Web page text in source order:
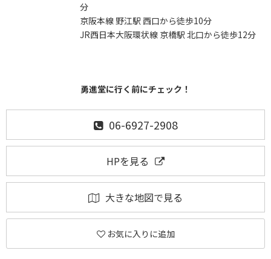
分
京阪本線 野江駅 西口から徒歩10分
JR西日本大阪環状線 京橋駅 北口から徒歩12分
勇進堂に行く前にチェック！
06-6927-2908
HPを見る
大きな地図で見る
お気に入りに追加